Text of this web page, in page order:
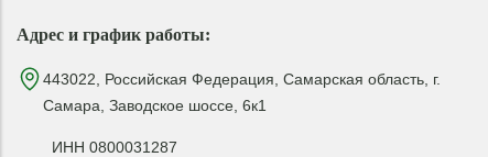
Адрес и график работы:
443022, Российская Федерация, Самарская область, г.
Самара, Заводское шоссе, 6к1
ИНН 0800031287